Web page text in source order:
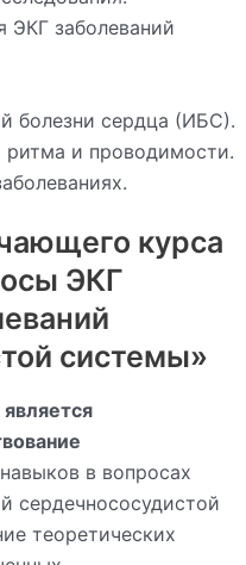
ЭКГ заболеваний
болезни сердца (ИБС).
и проводимости.
курса
ЭКГ
системы»
в вопросах
сердечнососудистой
теоретических